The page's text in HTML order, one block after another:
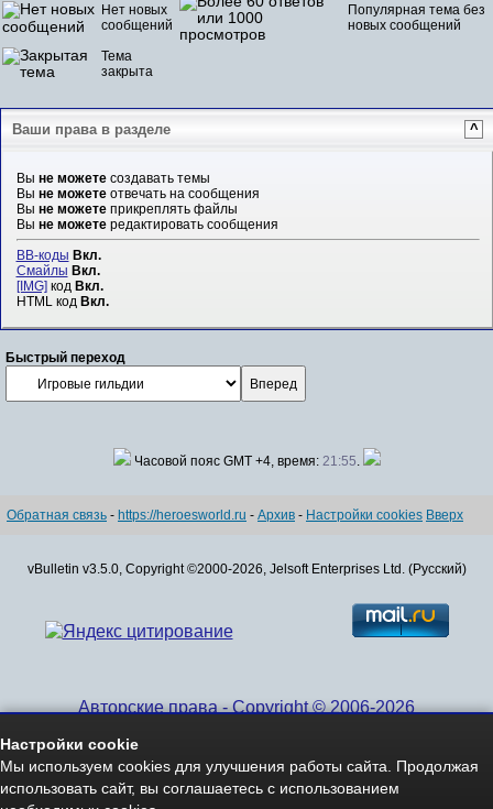
Нет новых
сообщений
Популярная тема без
новых сообщений
Тема
закрыта
Ваши права в разделе ^
Вы не можетесоздавать темы
Вы не можетеотвечать на сообщения
Вы не можетеприкреплять файлы
Вы не можетередактировать сообщения
BB-коды Вкл.
Смайлы Вкл.
[IMG]код Вкл.
HTML код Вкл.
Быстрый переход
Часовой пояс GMT +4, время: 21:55.
Обратная связь - https://heroesworld.ru - Архив - Настройки cookies Вверх
vBulletin v3.5.0, Copyright ©2000-2026, Jelsoft Enterprises Ltd. (Русский)
Авторские права - Copyright © 2006-2026
Настройки cookie
Мы используем cookies для улучшения работы сайта. Продолжая
использовать сайт, вы соглашаетесь с использованием